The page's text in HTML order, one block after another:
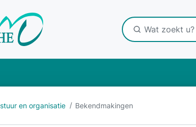
en organisatie Bekendmakingen